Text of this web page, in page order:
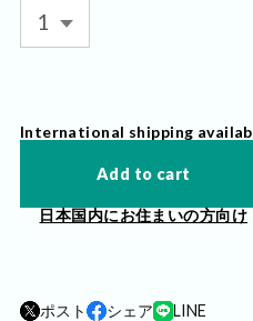
International shipping
Add to cart
日本国内にお住まいの方向け
ポスト シェア LINE